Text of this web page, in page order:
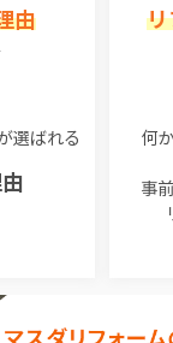
由
選ばれる
何
事